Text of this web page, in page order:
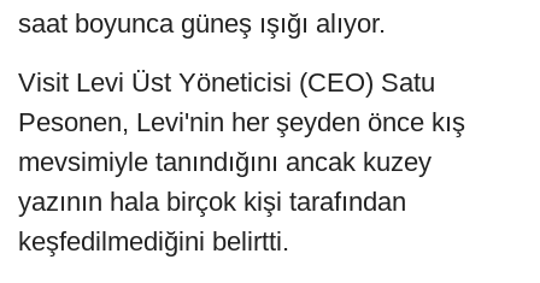
saat boyunca güneş ışığı alıyor.
Visit Levi Üst Yöneticisi (CEO) Satu
Pesonen, Levi'nin her şeyden önce kış
mevsimiyle tanındığını ancak kuzey
yazının hala birçok kişi tarafından
keşfedilmediğini belirtti.